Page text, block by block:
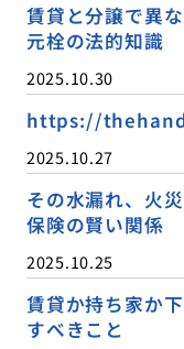
賃貸と分譲で異
元栓の法的知識
2025.10.30
https://
2025.10.27
その水漏れ、火
保険の賢い関係
2025.10.25
賃貸か持ち家か
すべきこと